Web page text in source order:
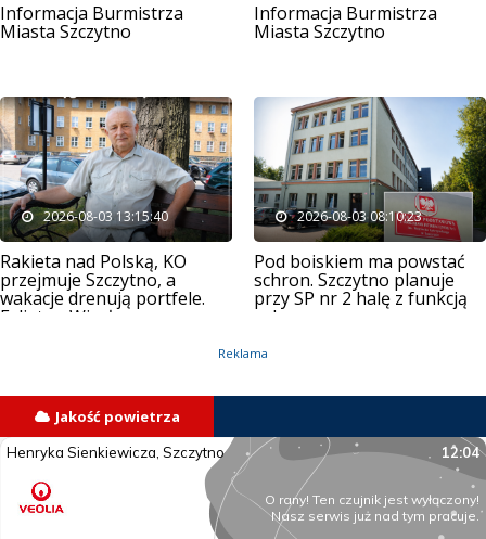
Informacja Burmistrza
Miasta Szczytno
Informacja Burmistrza
Miasta Szczytno
2026-08-03 13:15:40
Rakieta nad Polską, KO
przejmuje Szczytno, a
wakacje drenują portfele.
Felieton Wiesława
2026-08-03 08:10:23
Pod boiskiem ma powstać
schron. Szczytno planuje
przy SP nr 2 halę z funkcją
ochronną
Reklama
Jakość powietrza